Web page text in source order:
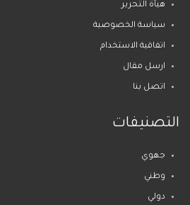
هيأة التحرير
سياسة الخصوصية
اتفاقية الاستخدام
ارسل مقال
اتصل بنا
التصنيفات
جهوي
وطني
دولي